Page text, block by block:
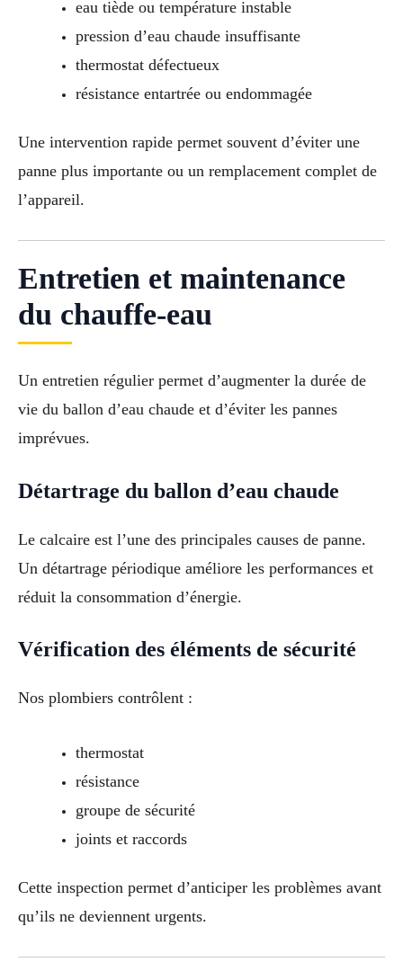
eau tiède ou température instable
pression d’eau chaude insuffisante
thermostat défectueux
résistance entartrée ou endommagée
Une intervention rapide permet souvent d’éviter une
panne plus importante ou un remplacement complet de
l’appareil.
Entretien et maintenance
du chauffe-eau
Un entretien régulier permet d’augmenter la durée de
vie du ballon d’eau chaude et d’éviter les pannes
imprévues.
Détartrage du ballon d’eau chaude
Le calcaire est l’une des principales causes de panne.
Un détartrage périodique améliore les performances et
réduit la consommation d’énergie.
Vérification des éléments de sécurité
Nos plombiers contrôlent :
thermostat
résistance
groupe de sécurité
joints et raccords
Cette inspection permet d’anticiper les problèmes avant
qu’ils ne deviennent urgents.